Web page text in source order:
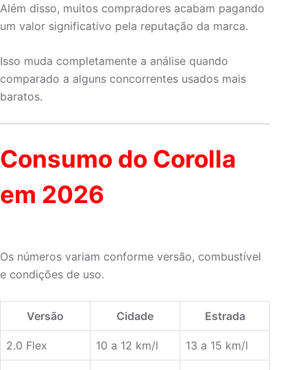
Além disso, muitos compradores acabam pagando
um valor significativo pela reputação da marca.
Isso muda completamente a análise quando
comparado a alguns concorrentes usados mais
baratos.
Consumo do Corolla
em 2026
Os números variam conforme versão, combustível
e condições de uso.
Versão Cidade Estrada
2.0 Flex 10 a 12 km/l 13 a 15 km/l